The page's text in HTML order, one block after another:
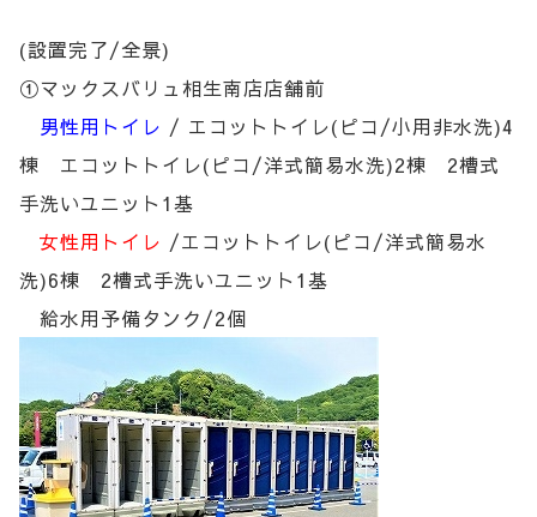
(設置完了/全景)
①マックスバリュ相生南店店舗前
男性用トイレ / エコットトイレ(ピコ/小用非水洗)4
棟 エコットトイレ(ピコ/洋式簡易水洗)2棟 2槽式
手洗いユニット1基
女性用トイレ /エコットトイレ(ピコ/洋式簡易水
洗)6棟 2槽式手洗いユニット1基
給水用予備タンク/2個